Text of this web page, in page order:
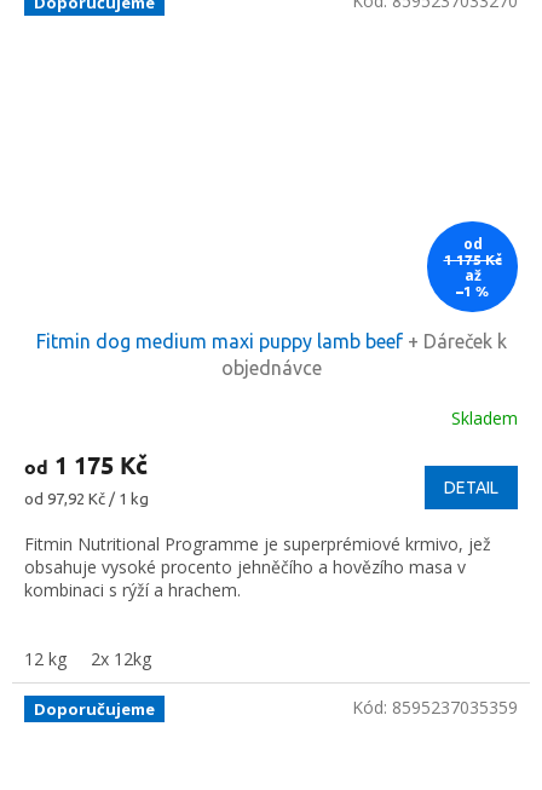
od
1 175 Kč
až
–1 %
Fitmin dog medium maxi puppy lamb beef + Dáreček k
objednávce
Skladem
od 1 175 Kč
Měrná
od 97,92 Kč / 1 kg
DETAIL
Fitmin Nutritional Programme je superprémiové krmivo, jež
obsahuje vysoké procento jehněčího a hovězího masa v
kombinaci s rýží a hrachem.
12 kg 2x 12kg
Doporučujeme Kód: 8595237035359